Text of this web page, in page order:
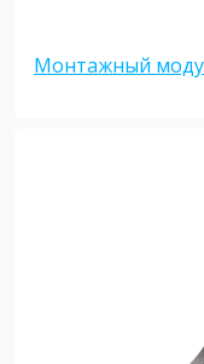
Монтажный